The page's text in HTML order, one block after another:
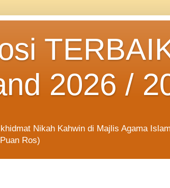
2026 /
Nikah Kahwin di Majlis Agama
Ros)